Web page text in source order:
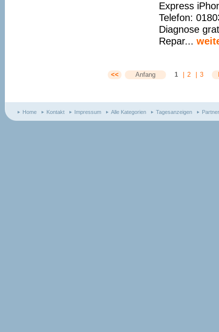
Express
Telefon:
Diagnose
Repar...
<< Anfang 1 2 3
Home Kontakt Impressum Alle Kategorien Tagesanzeigen Partner